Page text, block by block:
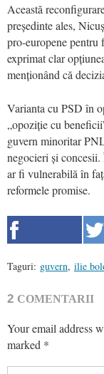
Această
președinte ales,
pro-europene pentru
exprimat clar
menționând că
Varianta cu PSD în
„opoziție cu
guvern minoritar
negocieri și concesii.
ar fi vulnerabilă în
reformele promise.
Taguri: guvern, ilie
2 COMENTARII
Your email address
marked *